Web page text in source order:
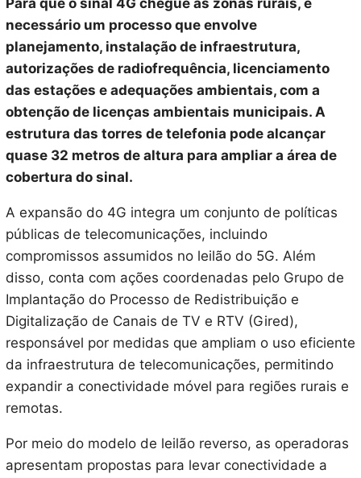
Para que o sinal 4G chegue às zonas rurais, é
necessário um processo que envolve
planejamento, instalação de infraestrutura,
autorizações de radiofrequência, licenciamento
das estações e adequações ambientais, com a
obtenção de licenças ambientais municipais. A
estrutura das torres de telefonia pode alcançar
quase 32 metros de altura para ampliar a área de
cobertura do sinal.
A expansão do 4G integra um conjunto de políticas
públicas de telecomunicações, incluindo
compromissos assumidos no leilão do 5G. Além
disso, conta com ações coordenadas pelo Grupo de
Implantação do Processo de Redistribuição e
Digitalização de Canais de TV e RTV (Gired),
responsável por medidas que ampliam o uso eficiente
da infraestrutura de telecomunicações, permitindo
expandir a conectividade móvel para regiões rurais e
remotas.
Por meio do modelo de leilão reverso, as operadoras
apresentam propostas para levar conectividade a